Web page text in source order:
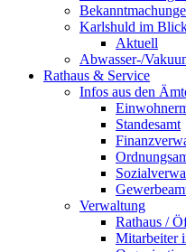
Karlshuld im
Aktuell
Abwasser-/
Rathaus & Service
Infos aus den
Standesamt
Verwaltung
Rathaus /
Mitarbeiter